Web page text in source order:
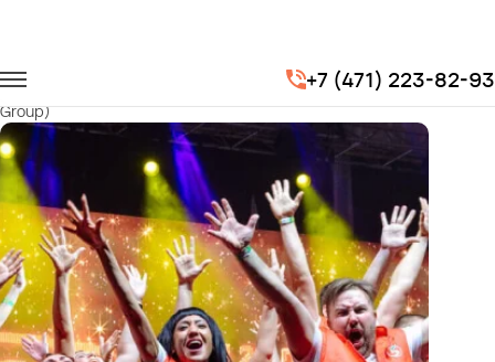
+7 (471) 223-82-93
Корпоративные перевозки
Новогодний корпоратив торговой сети "Пятерочка" (X5 Retail
Group)